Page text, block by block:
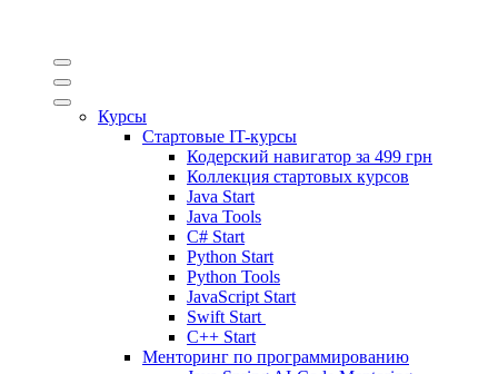
Курсы
Стартовые IT-курсы
Кодерский навигатор за 499 грн
Коллекция стартовых курсов
Java Start
Java Tools
C# Start
Python Start
Python Tools
JavaScript Start
Swift Start
C++ Start
Менторинг по программированию